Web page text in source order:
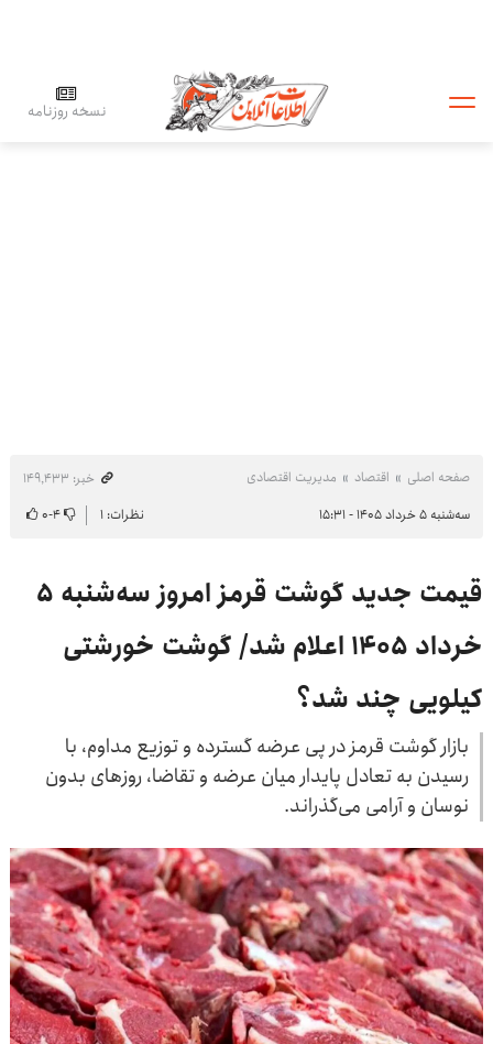
نسخه روزنامه
صفحه اصلی اقتصاد مدیریت اقتصادی
خبر: ۱۴۹٬۴۳۳
سه‌شنبه ۵ خرداد ۱۴۰۵ - ۱۵:۳۱
نظرات: ۱ ۴-۰
قیمت جدید گوشت قرمز امروز سه‌شنبه ۵
خرداد ۱۴۰۵ اعلام شد/ گوشت خورشتی
کیلویی چند شد؟
بازار گوشت قرمز در پی عرضه گسترده و توزیع مداوم، با
رسیدن به تعادل پایدار میان عرضه و تقاضا، روزهای بدون
نوسان و آرامی می‌گذراند.